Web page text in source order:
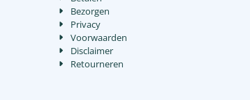
Bezorgen
Privacy
Voorwaarden
Disclaimer
Retourneren